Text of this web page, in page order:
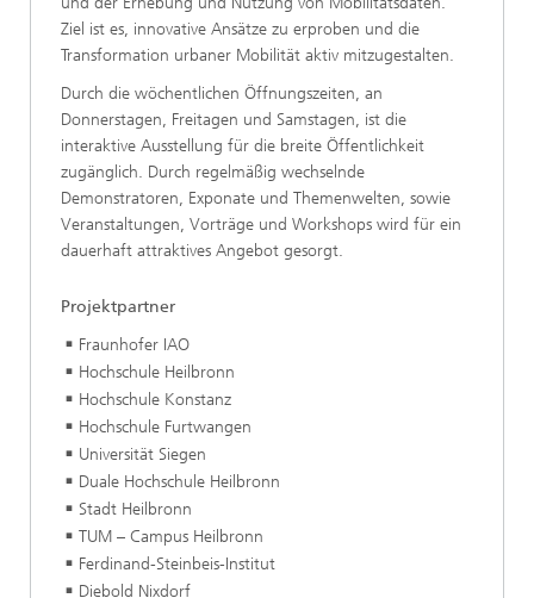
Ziel ist es, innovative Ansätze zu erproben und die
Transformation urbaner Mobilität aktiv mitzugestalten.
Durch die wöchentlichen Öffnungszeiten, an
Donnerstagen, Freitagen und Samstagen, ist die
interaktive Ausstellung für die breite Öffentlichkeit
zugänglich. Durch regelmäßig wechselnde
Demonstratoren, Exponate und Themenwelten, sowie
Veranstaltungen, Vorträge und Workshops wird für ein
dauerhaft attraktives Angebot gesorgt.
Projektpartner
Fraunhofer IAO
Hochschule Heilbronn
Hochschule Konstanz
Hochschule Furtwangen
Universität Siegen
Duale Hochschule Heilbronn
Stadt Heilbronn
TUM – Campus Heilbronn
Ferdinand-Steinbeis-Institut
Diebold Nixdorf